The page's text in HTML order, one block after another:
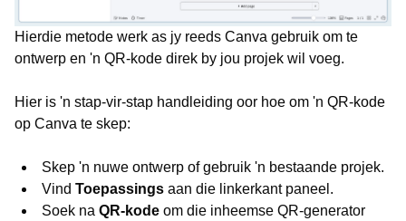
Hierdie metode werk as jy reeds Canva gebruik om te
ontwerp en 'n QR-kode direk by jou projek wil voeg.
Hier is 'n stap-vir-stap handleiding oor hoe om 'n QR-kode
op Canva te skep:
Skep 'n nuwe ontwerp of gebruik 'n bestaande projek.
Vind Toepassings aan die linkerkant paneel.
Soek na QR-kode om die inheemse QR-generator